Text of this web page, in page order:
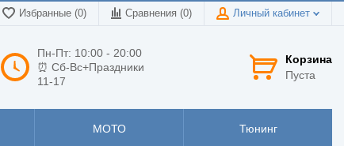
Избранные (0) Сравнения (0) Личный кабинет
Пн-Пт: 10:00 - 20:00
⏰ Сб-Вс+Праздники
11-17
Корзина
Пуста
МОТО Тюнинг